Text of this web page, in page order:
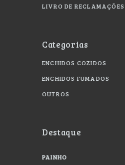
LIVRO DE RECLAMAÇÕES
Categorias
ENCHIDOS COZIDOS
ENCHIDOS FUMADOS
OUTROS
Destaque
PAINHO